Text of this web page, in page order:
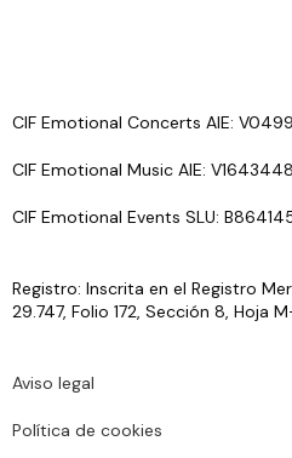
CIF Emotional Concerts AIE:
CIF Emotional Music AIE:
CIF Emotional Events SLU:
Registro: Inscrita en el Registro
29.747, Folio 172, Sección 8, Hoja
Aviso legal
Política de cookies